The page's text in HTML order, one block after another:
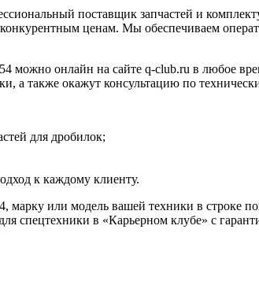
поставщик запчастей и
ценам. Мы обеспечиваем
можно онлайн на сайте q-club.ru в любое
а также окажут консультацию по
для дробилок;
к каждому клиенту.
марку или модель вашей техники в
спецтехники в «Карьерном клубе» с